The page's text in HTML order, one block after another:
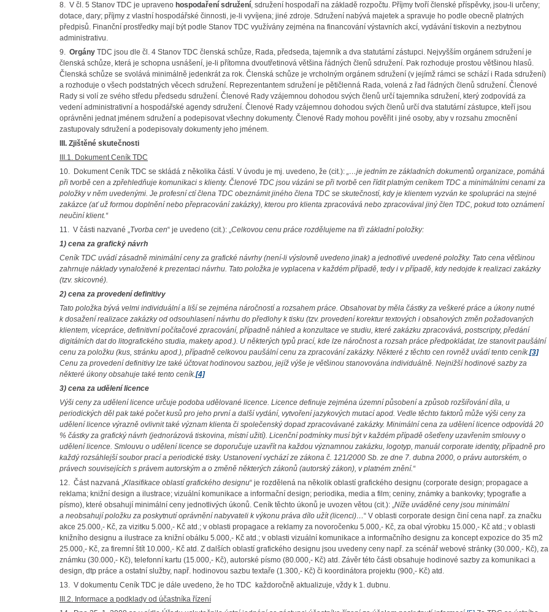
8. V čl. 5 Stanov TDC je upraveno hospodaření sdružení, sdružení hospodaří na základě rozpočtu. Příjmy tvoří členské příspěvky, jsou-li určeny;
dotace, dary; příjmy z vlastní hospodářské činnosti, je-li vyvíjena; jiné zdroje. Sdružení nabývá majetek a spravuje ho podle obecně platných
předpisů. Finanční prostředky mají být podle Stanov TDC využívány zejména na financování výstavních akcí, vydávání tiskovin a nezbytnou
administrativu.
9. Orgány TDC jsou dle čl. 4 Stanov TDC členská schůze, Rada, předseda, tajemník a dva statutární zástupci. Nejvyšším orgánem sdružení je
členská schůze, která je schopna usnášení, je-li přítomna dvoutřetinová většina řádných členů sdružení. Pak rozhoduje prostou většinou hlasů.
Členská schůze se svolává minimálně jedenkrát za rok. Členská schůze je vrcholným orgánem sdružení (v jejímž rámci se schází i Rada sdružení)
a rozhoduje o všech podstatných věcech sdružení. Reprezentantem sdružení je pětičlenná Rada, volená z řad řádných členů sdružení. Členové
Rady si volí ze svého středu předsedu sdružení. Členové Rady vzájemnou dohodou svých členů určí tajemníka sdružení, který zodpovídá za
vedení administrativní a hospodářské agendy sdružení. Členové Rady vzájemnou dohodou svých členů určí dva statutární zástupce, kteří jsou
oprávněni jednat jménem sdružení a podepisovat všechny dokumenty. Členové Rady mohou pověřit i jiné osoby, aby v rozsahu zmocnění
zastupovaly sdružení a podepisovaly dokumenty jeho jménem.
III. Zjištěné skutečnosti
III.1. Dokument Ceník TDC
10. Dokument Ceník TDC se skládá z několika částí. V úvodu je mj. uvedeno, že (cit.): „…je jedním ze základních dokumentů organizace, pomáhá
při tvorbě cen a zpřehledňuje komunikaci s klienty. Členové TDC jsou vázáni se při tvorbě cen řídit platným ceníkem TDC a minimálními cenami za
položky v něm uvedenými. Je profesní ctí člena TDC obeznámit jiného člena TDC se skutečností, kdy je klientem vyzván ke spolupráci na stejné
zakázce (ať už formou doplnění nebo přepracování zakázky), kterou pro klienta zpracovává nebo zpracovával jiný člen TDC, pokud toto oznámení
neučiní klient.“
11. V části nazvané „Tvorba cen“ je uvedeno (cit.): „Celkovou cenu práce rozdělujeme na tři základní položky:
1) cena za grafický návrh
Ceník TDC uvádí zásadně minimální ceny za grafické návrhy (není-li výslovně uvedeno jinak) a jednotlivé uvedené položky. Tato cena většinou
zahrnuje náklady vynaložené k prezentaci návrhu. Tato položka je vyplacena v každém případě, tedy i v případě, kdy nedojde k realizaci zakázky
(tzv. skicovné).
2) cena za provedení definitivy
Tato položka bývá velmi individuální a liší se zejména náročností a rozsahem práce. Obsahovat by měla částky za veškeré práce a úkony nutné
k dosažení realizace zakázky od odsouhlasení návrhu do předlohy k tisku (tzv. provedení korektur textových i obsahových změn požadovaných
klientem, vícepráce, definitivní počítačové zpracování, případně náhled a konzultace ve studiu, které zakázku zpracovává, postscripty, předání
digitálních dat do litografického studia, makety apod.). U některých typů prací, kde lze náročnost a rozsah práce předpokládat, lze stanovit paušální
cenu za položku (kus, stránku apod.), případně celkovou paušální cenu za zpracování zakázky. Některé z těchto cen rovněž uvádí tento ceník.[3]
Cenu za provedení definitivy lze také účtovat hodinovou sazbou, jejíž výše je většinou stanovována individuálně. Nejnižší hodinové sazby za
některé úkony obsahuje také tento ceník.[4]
3) cena za udělení licence
Výši ceny za udělení licence určuje podoba udělované licence. Licence definuje zejména územní působení a způsob rozšiřování díla, u
periodických děl pak také počet kusů pro jeho první a další vydání, vytvoření jazykových mutací apod. Vedle těchto faktorů může výši ceny za
udělení licence výrazně ovlivnit také význam klienta či společenský dopad zpracovávané zakázky. Minimální cena za udělení licence odpovídá 20
% částky za grafický návrh (jednorázová tiskovina, místní užití). Licenční podmínky musí být v každém případě ošetřeny uzavřením smlouvy o
udělení licence. Smlouvu o udělení licence se doporučuje uzavřít na každou významnou zakázku, logotyp, manuál corporate identity, případně pro
každý rozsáhlejší soubor prací a periodické tisky. Ustanovení vychází ze zákona č. 121/2000 Sb. ze dne 7. dubna 2000, o právu autorském, o
právech souvisejících s právem autorským a o změně některých zákonů (autorský zákon), v platném znění.“
12. Část nazvaná „Klasifikace oblastí grafického designu“ je rozdělená na několik oblastí grafického designu (corporate design; propagace a
reklama; knižní design a ilustrace; vizuální komunikace a informační design; periodika, media a film; ceniny, známky a bankovky; typografie a
písmo), které obsahují minimální ceny jednotlivých úkonů. Ceník těchto úkonů je uvozen větou (cit.): „Níže uváděné ceny jsou minimální
a neobsahují položku za poskytnutí oprávnění nabyvateli k výkonu práva dílo užít (licenci)…“ V oblasti corporate design činí cena např. za značku
akce 25.000,- Kč, za vizitku 5.000,- Kč atd.; v oblasti propagace a reklamy za novoročenku 5.000,- Kč, za obal výrobku 15.000,- Kč atd.; v oblasti
knižního designu a ilustrace za knižní obálku 5.000,- Kč atd.; v oblasti vizuální komunikace a informačního designu za koncept expozice do 35 m2
25.000,- Kč, za firemní štít 10.000,- Kč atd. Z dalších oblastí grafického designu jsou uvedeny ceny např. za scénář webové stránky (30.000,- Kč), za
známku (30.000,- Kč), telefonní kartu (15.000,- Kč), autorské písmo (80.000,- Kč) atd. Závěr této části obsahuje hodinové sazby za komunikaci a
design, dtp práce a ostatní služby, např. hodinovou sazbu textaře (1.300,- Kč) či koordinátora projektu (900,- Kč) atd.
13. V dokumentu Ceník TDC je dále uvedeno, že ho TDC každoročně aktualizuje, vždy k 1. dubnu.
III.2. Informace a podklady od účastníka řízení